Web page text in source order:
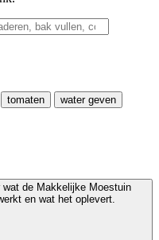
tomaten
water geven
wat de Makkelijke Moestuin
en wat het oplevert.